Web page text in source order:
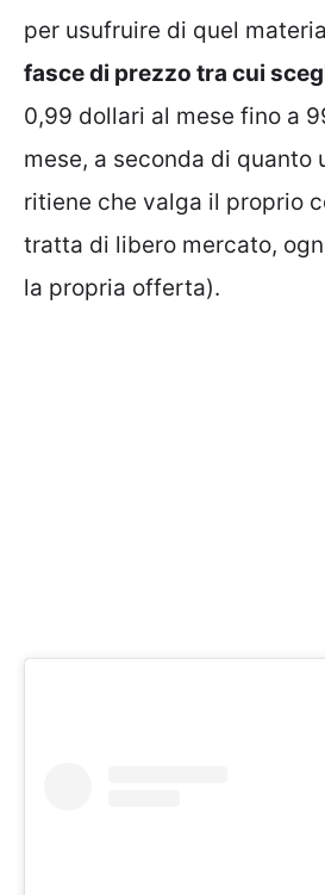
per usufruire di quel
fasce di prezzo tra cui
0,99 dollari al mese fino a
mese, a seconda di quanto
ritiene che valga il proprio
tratta di libero mercato,
la propria offerta).